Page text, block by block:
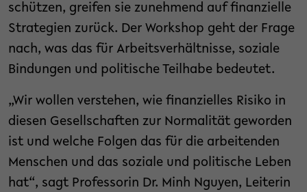
schützen, greifen sie zunehmend auf finanzielle
Strategien zurück. Der Workshop geht der Frage
nach, was das für Arbeitsverhältnisse, soziale
Bindungen und politische Teilhabe bedeutet.
„Wir wollen verstehen, wie finanzielles Risiko in
diesen Gesellschaften zur Normalität geworden
ist und welche Folgen das für die arbeitenden
Menschen und das soziale und politische Leben
hat“, sagt Professorin Dr. Minh Nguyen, Leiterin